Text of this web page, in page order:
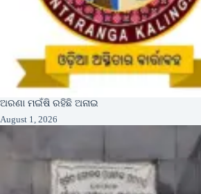
ଅରଣା ମଇଁଷି ରହିଛି ଅନାଇ
August 1, 2026